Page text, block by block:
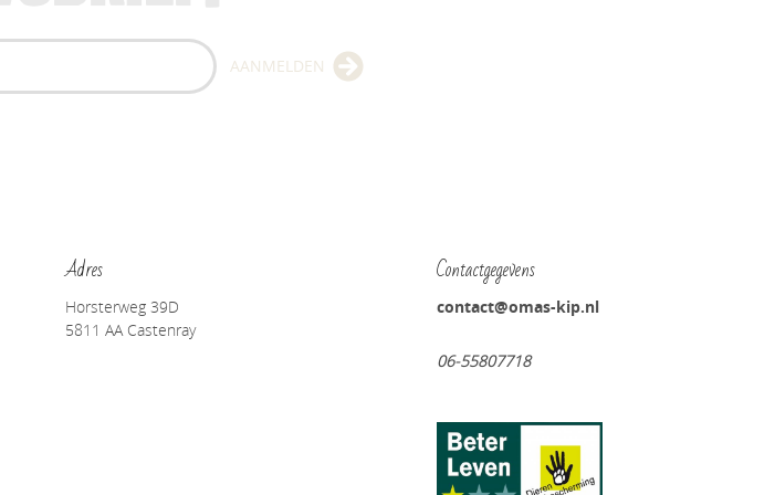
AANMELDEN
Adres
Horsterweg 39D
5811 AA Castenray
Contactgegevens
contact@omas-kip.nl
06-55807718